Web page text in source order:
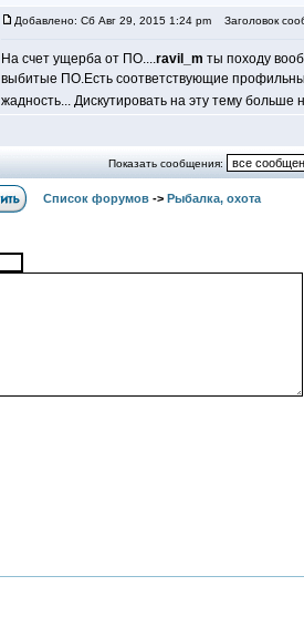
Добавлено: Сб Авг 29, 2015 1:24 pm Заголовок
На счет ущерба от ПО....ravil_m ты походу
выбитые ПО.Есть соответствующие
жадность... Дискутировать на эту тему больше
Показать сообщения:
Список форумов -> Рыбалка, охота